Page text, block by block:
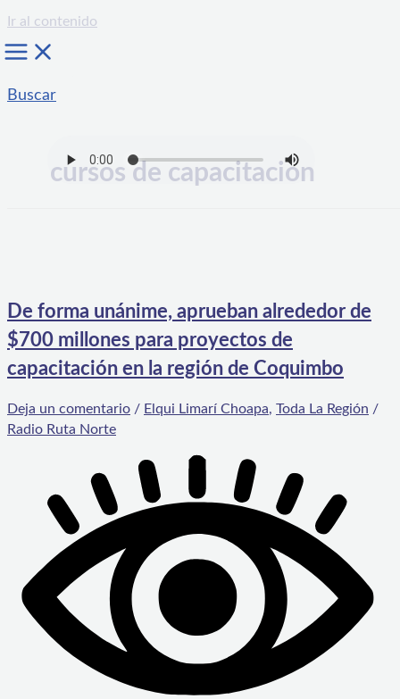
Ir al contenido
Buscar
cursos de capacitacion
De forma unánime, aprueban alrededor de
$700 millones para proyectos de
capacitación en la región de Coquimbo
Deja un comentario / Elqui Limarí Choapa, Toda La Región /
Radio Ruta Norte